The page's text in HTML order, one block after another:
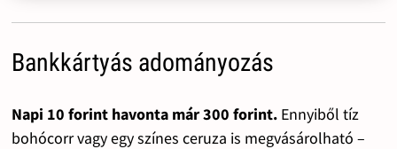
Bankkártyás adományozás
Napi 10 forint havonta már 300 forint.Ennyiből tíz
bohócorr vagy egy színes ceruza is megvásárolható –